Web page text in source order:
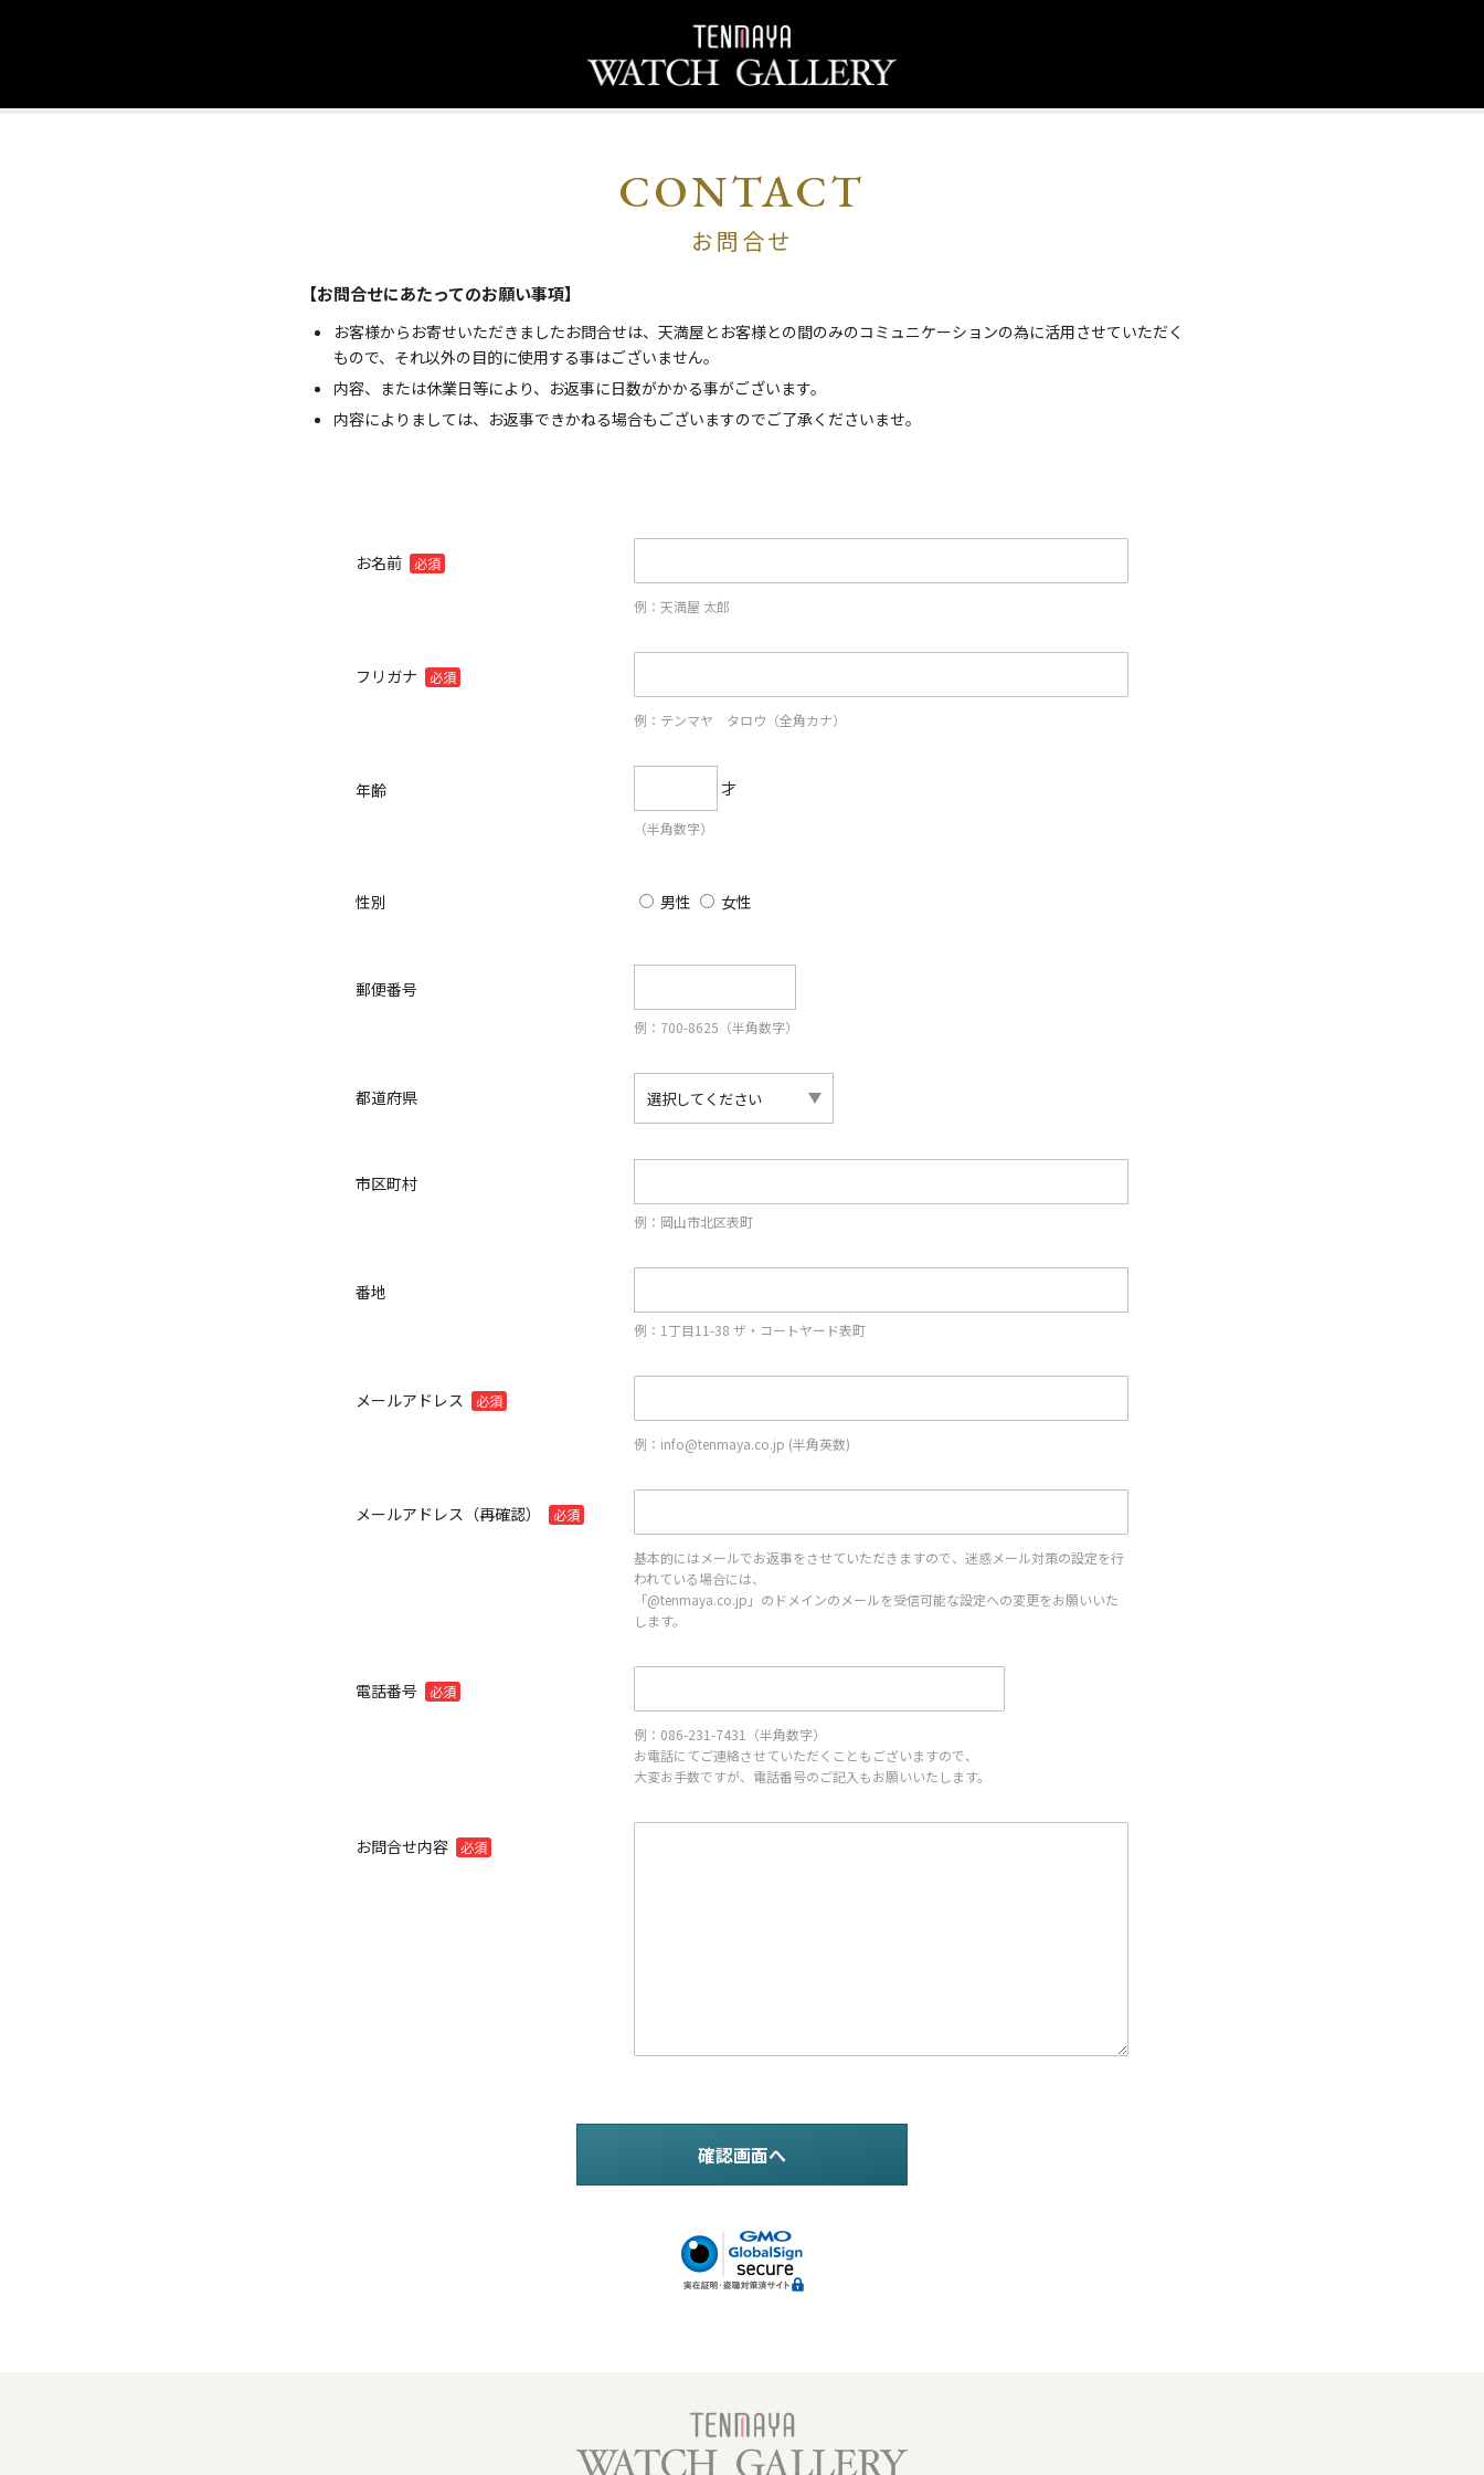
CONTACT
お問合せ
【お問合せにあたってのお願い事項】
お客様からお寄せいただきましたお問合せは、天満屋とお客様との間のみのコミュニケーションの為に活用させていただく
もので、それ以外の目的に使用する事はございません。
内容、または休業日等により、お返事に日数がかかる事がございます。
内容によりましては、お返事できかねる場合もございますのでご了承くださいませ。
お名前 必須
例：天満屋 太郎
フリガナ 必須
例：テンマヤ タロウ（全角カナ）
年齢 才
（半角数字）
性別 男性 女性
郵便番号
例：700-8625（半角数字）
都道府県
市区町村
例：岡山市北区表町
番地
例：1丁目11-38 ザ・コートヤード表町
メールアドレス 必須
例：info@tenmaya.co.jp (半角英数)
メールアドレス（再確認） 必須
基本的にはメールでお返事をさせていただきますので、迷惑メール対策の設定を行
われている場合には、
「@tenmaya.co.jp」のドメインのメールを受信可能な設定への変更をお願いいた
します。
電話番号 必須
例：086-231-7431（半角数字）
お電話にてご連絡させていただくこともございますので、
大変お手数ですが、電話番号のご記入もお願いいたします。
お問合せ内容 必須